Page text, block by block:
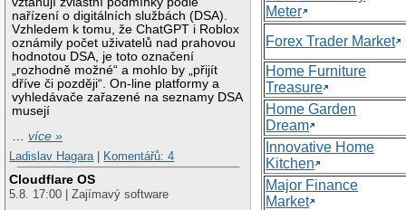
nařízení o digitálních službách (DSA).
Vzhledem k tomu, že ChatGPT i Roblox
oznámily počet uživatelů nad prahovou
hodnotou DSA, je toto označení
„rozhodně možné“ a mohlo by „přijít
dříve či později“. On-line platformy a
vyhledávače zařazené na seznamy DSA
musejí
…více »
Ladislav Hagara
Komentářů: 4
Cloudflare OS
5.8. 17:00 | Zajímavý software
Meter
Forex Trader Market
Home Furniture
Treasure
Home Garden
Dream
Innovative Home
Kitchen
Major Finance
Market